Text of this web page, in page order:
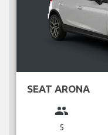
SEAT ARONA
group
5